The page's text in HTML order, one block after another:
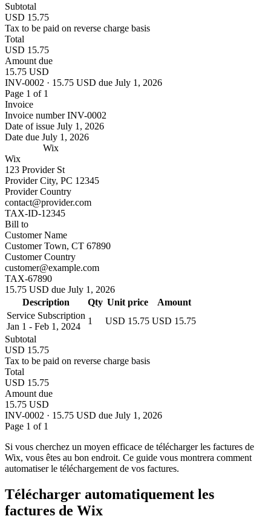
Subtotal
USD 15.75
Tax to be paid on reverse charge basis
Total
USD 15.75
Amount due
15.75 USD
INV-0002 · 15.75 USD due July 1, 2026
Page 1 of 1
Invoice
Invoice numberINV-0002
Date of issue July 1, 2026
Date due July 1, 2026
Wix
Wix
123 Provider St
Provider City, PC 12345
Provider Country
contact@provider.com
TAX-ID-12345
Bill to
Customer Name
Customer Town, CT 67890
Customer Country
customer@example.com
TAX-67890
15.75 USD due July 1, 2026
Description
Qty Unit price
Amount
Service Subscription
Jan 1 - Feb 1, 2024
1 USD 15.75 USD 15.75
Subtotal
USD 15.75
Tax to be paid on reverse charge basis
Total
USD 15.75
Amount due
15.75 USD
INV-0002 · 15.75 USD due July 1, 2026
Page 1 of 1
Si vous cherchez un moyen efficace de télécharger les factures de
Wix, vous êtes au bon endroit. Ce guide vous montrera comment
automatiser le téléchargement de vos factures.
Télécharger automatiquement les
factures de Wix